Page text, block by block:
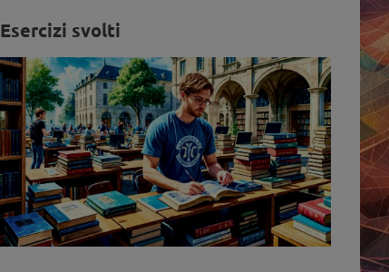
Esercizi svolti